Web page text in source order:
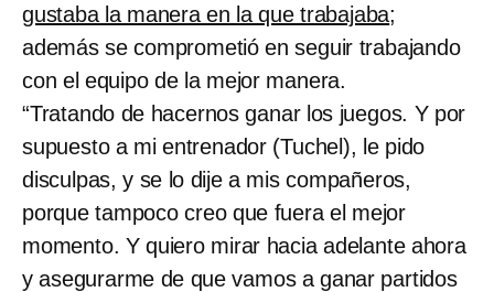
gustaba la manera en la que trabajaba;
además se comprometió en seguir trabajando
con el equipo de la mejor manera.
“Tratando de hacernos ganar los juegos. Y por
supuesto a mi entrenador (Tuchel), le pido
disculpas, y se lo dije a mis compañeros,
porque tampoco creo que fuera el mejor
momento. Y quiero mirar hacia adelante ahora
y asegurarme de que vamos a ganar partidos